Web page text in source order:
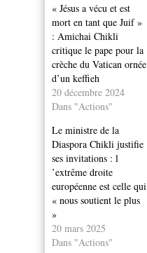
« Jésus a vécu et est
mort en tant que Juif »
: Amichai Chikli
critique le pape pour la
crèche du Vatican ornée
d’un keffieh
20 décembre 2024
Dans "Actions"
Le ministre de la
Diaspora Chikli justifie
ses invitations : l
’extrême droite
européenne est celle qui
« nous soutient le plus
»
20 mars 2025
Dans "Actions"